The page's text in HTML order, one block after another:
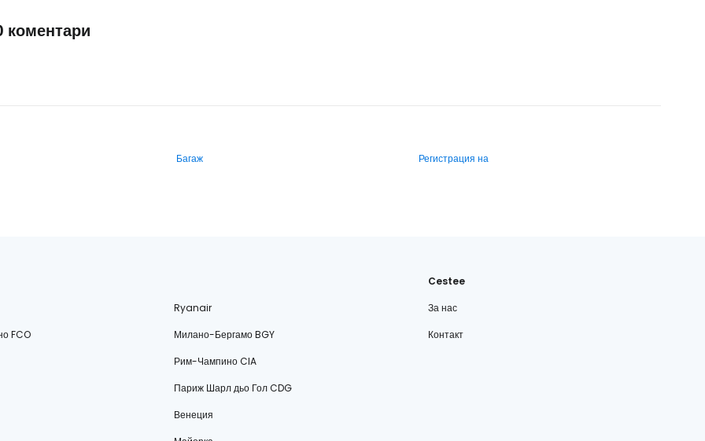
коментари
Багаж Регистрация на
Ryanair
FCO
Милано-Бергамо BGY
Рим-Чампино CIA
Париж Шарл дьо Гол CDG
Венеция
Cestee
За нас
Контакт